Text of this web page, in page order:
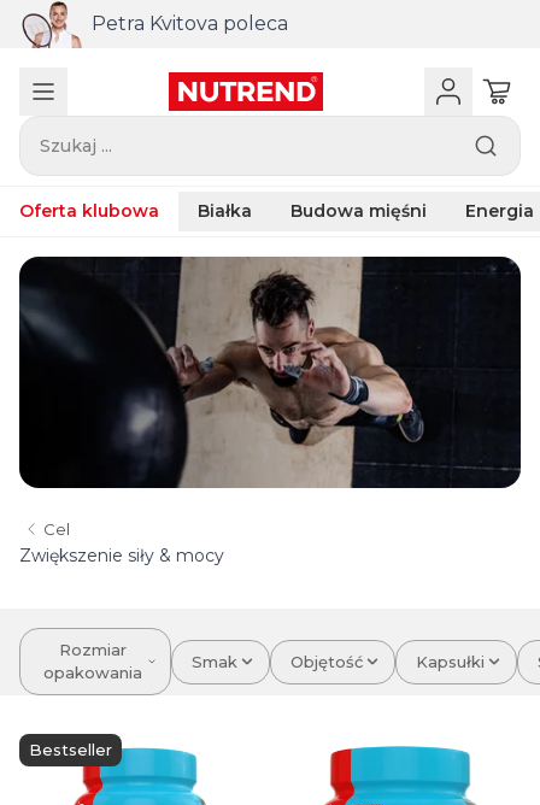
Petra Kvitova poleca
Szukaj ...
Oferta klubowa Białka Budowa mięśni Energia
Cel
Zwiększenie siły & mocy
Rozmiar
opakowania
Smak Objętość Kapsułki
Bestseller